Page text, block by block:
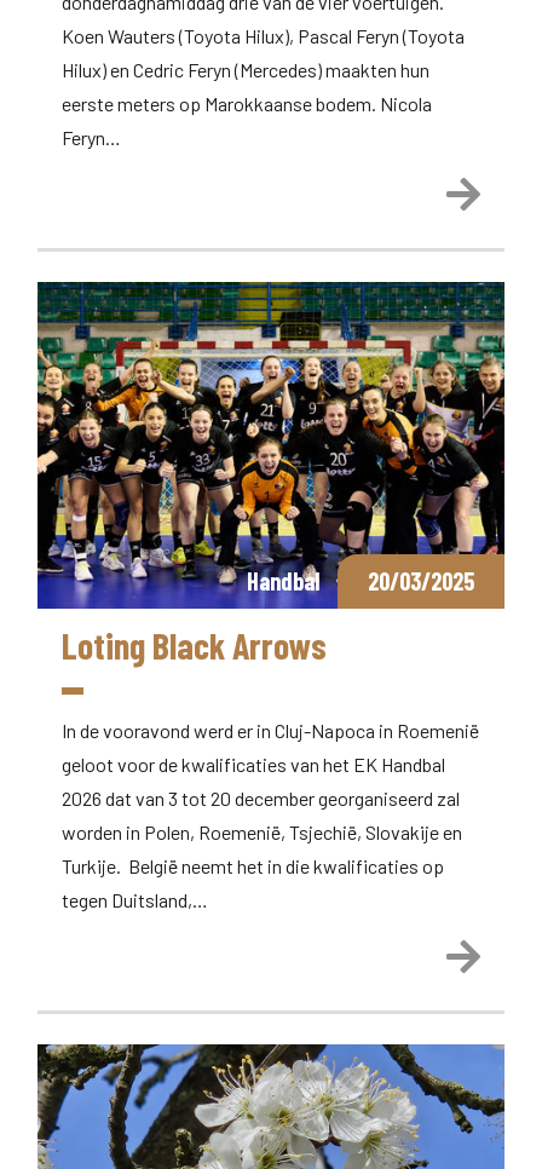
Koen Wauters (Toyota Hilux), Pascal Feryn (Toyota
Hilux) en Cedric Feryn (Mercedes) maakten hun
eerste meters op Marokkaanse bodem. Nicola
Feryn…
Lees
Handbal 20/03/2025
Loting Black Arrows
In de vooravond werd er in Cluj-Napoca in Roemenië
geloot voor de kwalificaties van het EK Handbal
2026 dat van 3 tot 20 december georganiseerd zal
worden in Polen, Roemenië, Tsjechië, Slovakije en
Turkije. België neemt het in die kwalificaties op
tegen Duitsland,…
Lees